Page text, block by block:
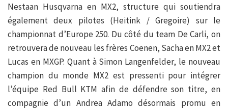
Nestaan Husqvarna en MX2, structure qui soutiendra
également deux pilotes (Heitink / Gregoire) sur le
championnat d’Europe 250. Du côté du team De Carli, on
retrouvera de nouveau les frères Coenen, Sacha en MX2 et
Lucas en MXGP. Quant à Simon Langenfelder, le nouveau
champion du monde MX2 est pressenti pour intégrer
l’équipe Red Bull KTM afin de défendre son titre, en
compagnie d’un Andrea Adamo désormais promu en